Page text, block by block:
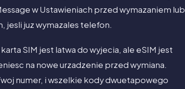
w Ustawieniach przed wymazaniem lub
jesli juz wymazales telefon.
SIM jest latwa do wyjecia, ale eSIM jest
na nowe urzadzenie przed wymiana.
numer, i wszelkie kody dwuetapowego